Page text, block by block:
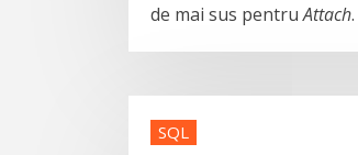
de mai sus pentruAttach.
SQL